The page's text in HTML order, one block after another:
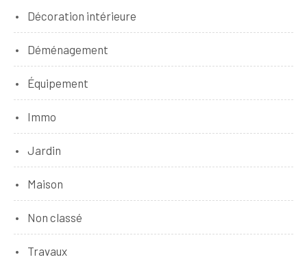
Décoration intérieure
Déménagement
Équipement
Immo
Jardin
Maison
Non classé
Travaux